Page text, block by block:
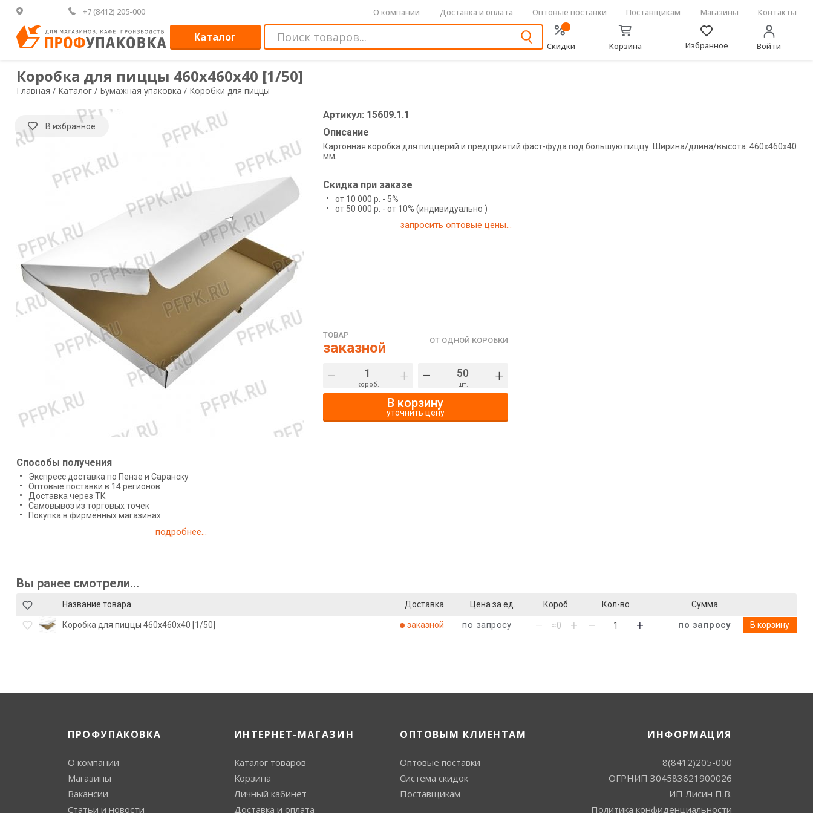
+7 (8412) 205-000 О компании Доставка и оплата Оптовые поставки Поставщикам Магазины Контакты
Каталог
!
Скидки Корзина Избранное Войти
Коробка для пиццы 460х460х40 [1/50]
Главная / Каталог / Бумажная упаковка / Коробки для пиццы
В избранное
Артикул: 15609.1.1
Описание
Картонная коробка для пиццерий и предприятий фаст-фуда под большую пиццу. Ширина/длина/высота: 460х460х40
мм.
Скидка при заказе
от 10 000 р. - 5%
от 50 000 р. - от 10% (индивидуально )
запросить оптовые цены...
ТОВАР
заказной ОТ ОДНОЙ КОРОБКИ
– короб. + – шт. +
В корзину
уточнить цену
Способы получения
Экспресс доставка по Пензе и Саранску
Оптовые поставки в 14 регионов
Доставка через ТК
Самовывоз из торговых точек
Покупка в фирменных магазинах
подробнее...
Вы ранее смотрели...
Название товара Доставка Цена за ед. Короб. Кол-во Сумма
Коробка для пиццы 460х460х40 [1/50] заказной по запросу по запросу В корзину
ПРОФУПАКОВКА
О компании
Магазины
Вакансии
Статьи и новости
ИНТЕРНЕТ-МАГАЗИН
Каталог товаров
Корзина
Личный кабинет
Доставка и оплата
ОПТОВЫМ КЛИЕНТАМ
Оптовые поставки
Система скидок
Поставщикам
ИНФОРМАЦИЯ
8(8412)205-000
ОГРНИП 304583621900026
ИП Лисин П.В.
Политика конфиденциальности